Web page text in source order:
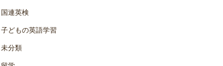
国連英検
子どもの英語学習
未分類